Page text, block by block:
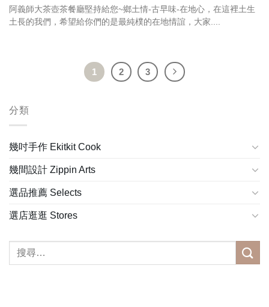
分類
幾吋手作 Ekitkit Cook
幾間設計 Zippin Arts
選品推薦 Selects
選店逛逛 Stores
阿義師大茶壺茶餐廳堅持給您~鄉土情-古早味-在地心，在這裡土生
土長的我們，希望給你們的是最純樸的在地情誼，大家....
1 2 3